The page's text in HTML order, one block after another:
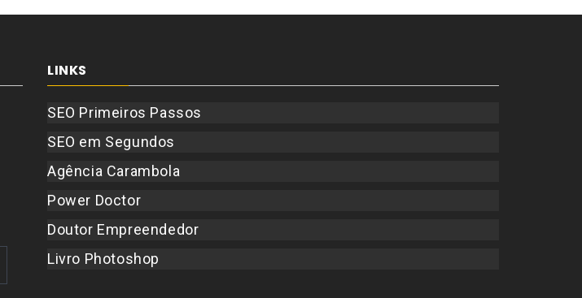
LINKS
SEO Primeiros Passos
SEO em Segundos
Agência Carambola
Power Doctor
Doutor Empreendedor
Livro Photoshop